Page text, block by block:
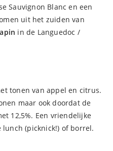
Sauvignon Blanc en een
uit het zuiden van
in de Languedoc /
tonen van appel en citrus.
maar ook doordat de
12,5%. Een vriendelijke
(picknick!) of borrel.